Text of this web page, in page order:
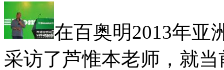
在百奥明2013年亚
采访了芦惟本老师，就